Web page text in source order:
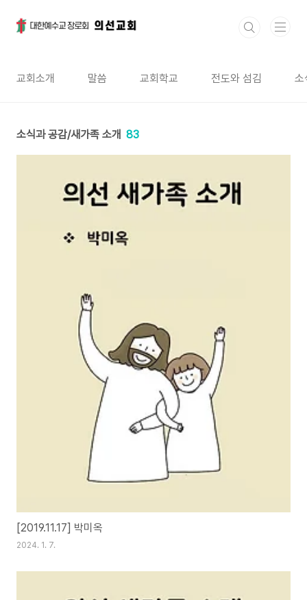
교회소개 말씀 교회학교 전도와 섬김 소
소식과 공감/새가족 소개 83
[2019.11.17] 박미옥
2024. 1. 7.